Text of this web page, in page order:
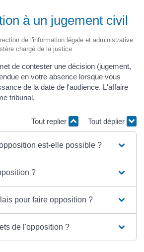
à un jugement civil
de l'information légale et administrative
chargé de la justice
de contester une décision (jugement,
en votre absence lorsque vous
de la date de l'audience. L'affaire
tribunal.
Tout replier Tout déplier
est-elle possible ?
?
pour faire opposition ?
de l'opposition ?